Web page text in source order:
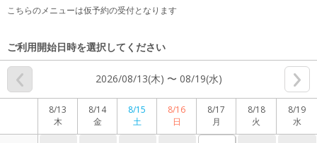
こちらのメニューは仮予約の受付となります
ご利用開始日時を選択してください
2026/08/13(木) 〜 08/19(水)
8/13
木
8/14
金
8/15
土
8/16
日
8/17
月
8/18
火
8/19
水